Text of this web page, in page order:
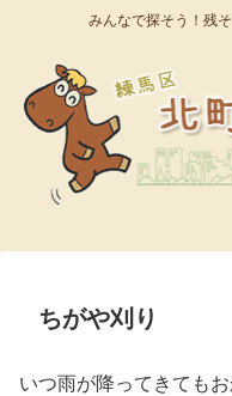
みんなで探そう！残
ちがや刈り
いつ雨が降ってきても